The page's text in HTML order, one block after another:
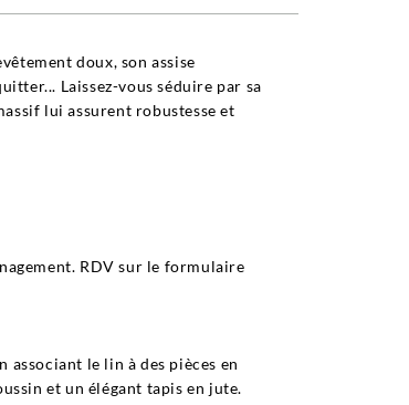
doux, son assise
Laissez-vous séduire par sa
lui assurent robustesse et
RDV sur le formulaire
associant le lin à des pièces en
et un élégant tapis en jute.